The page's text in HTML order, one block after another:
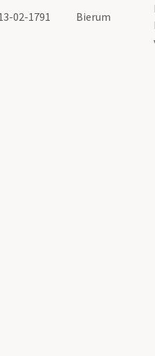
02-1791 Bierum